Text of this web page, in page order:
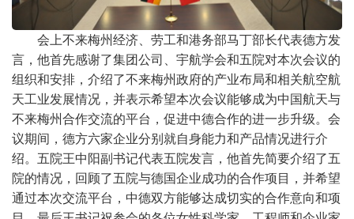
会上不来梅州经济、劳工和港务部马丁部长代表德方发
言，他首先感谢了集团公司、宇航学会和五院对本次会议的
组织和安排，介绍了不来梅州政府的产业布局和相关航空航
天工业发展情况，并表示希望本次会议能够成为中国航天与
不来梅州合作交流的平台，促进中德合作的进一步升级。会
议期间，德方六家企业分别就自身能力和产品情况进行介
绍。五院王中阳副书记代表五院发言，他首先简要介绍了五
院的情况，回顾了五院与德国企业成功的合作项目，并希望
通过本次交流平台，中德双方能够达成切实的合作意向和项